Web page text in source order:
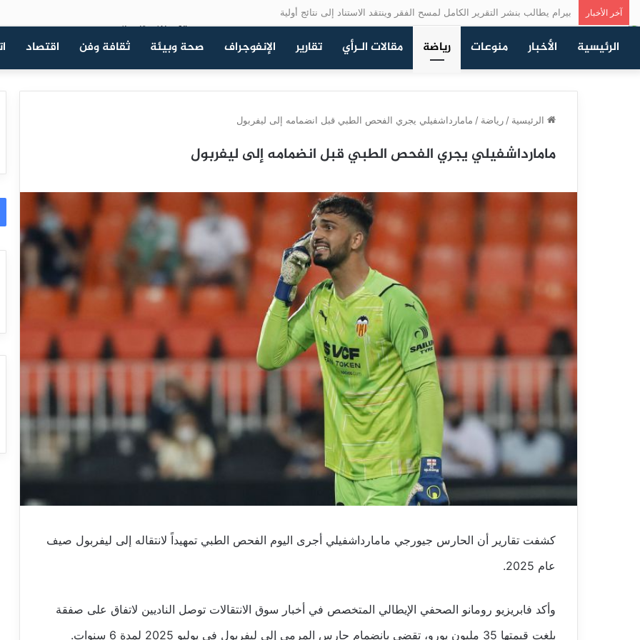
آخر الأخبار بيرام يطالب بنشر التقرير الكامل لمسح الفقر وينتقد الاستناد إلى نتائج أولية
الرئيسية الأخبار منوعات رياضة مقالات الـرأي تقارير الإنفوجراف صحة وبيئة ثقافة وفن اقتصاد
الرئيسية / رياضة / مامارداشفيلي يجري الفحص الطبي قبل انضمامه إلى ليفربول
مامارداشفيلي يجري الفحص الطبي قبل انضمامه إلى ليفربول
كشفت تقارير أن الحارس جيورجي مامارداشفيلي أجرى اليوم الفحص الطبي تمهيداً لانتقاله إلى ليفربول صيف
عام 2025.
وأكد فابريزيو رومانو الصحفي الإيطالي المتخصص في أخبار سوق الانتقالات توصل الناديين لاتفاق على صفقة
بلغت قيمتها 35 مليون يورو، تقضي بانضمام حارس المرمى إلى ليفربول في يوليو 2025 لمدة 6 سنوات.